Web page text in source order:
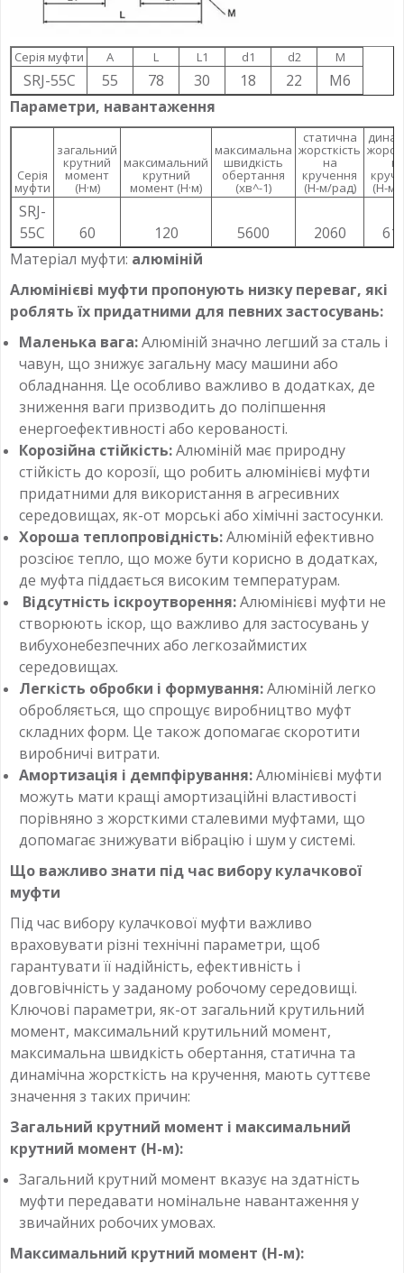
Серія муфти A L L1 d1 d2 M
SRJ-55C 55 78 30 18 22
M6
Параметри, навантаження
Серія
муфти
загальний
крутний
момент
(Н·м)
максимальний
крутний
момент (Н·м)
максимальна
швидкість
обертання
(хв^-1)
статична
жорсткість
на
кручення
(Н-м/рад) (Н-м/
SRJ-
55C
60 120 5600 2060
Матеріал муфти: алюміній
Алюмінієві муфти пропонують низку переваг, які
роблять їх придатними для певних застосувань:
Маленька вага:Алюміній значно легший за сталь і
чавун, що знижує загальну масу машини або
обладнання. Це особливо важливо в додатках, де
зниження ваги призводить до поліпшення
енергоефективності або керованості.
Корозійна стійкість:Алюміній має природну
стійкість до корозії, що робить алюмінієві муфти
придатними для використання в агресивних
середовищах, як-от морські або хімічні застосунки.
Хороша теплопровідність:Алюміній ефективно
розсіює тепло, що може бути корисно в додатках,
де муфта піддається високим температурам.
Відсутність іскроутворення:Алюмінієві муфти не
створюють іскор, що важливо для застосувань у
вибухонебезпечних або легкозаймистих
середовищах.
Легкість обробки і формування:Алюміній легко
обробляється, що спрощує виробництво муфт
складних форм. Це також допомагає скоротити
виробничі витрати.
Амортизація і демпфірування:Алюмінієві муфти
можуть мати кращі амортизаційні властивості
порівняно з жорсткими сталевими муфтами, що
допомагає знижувати вібрацію і шум у системі.
Що важливо знати під час вибору кулачкової
муфти
Під час вибору кулачкової муфти важливо
враховувати різні технічні параметри, щоб
гарантувати її надійність, ефективність і
довговічність у заданому робочому середовищі.
Ключові параметри, як-от загальний крутильний
момент, максимальний крутильний момент,
максимальна швидкість обертання, статична та
динамічна жорсткість на кручення, мають суттєве
значення з таких причин:
Загальний крутний момент і максимальний
крутний момент (Н-м):
Загальний крутний момент вказує на здатність
муфти передавати номінальне навантаження у
звичайних робочих умовах.
Максимальний крутний момент (Н-м):